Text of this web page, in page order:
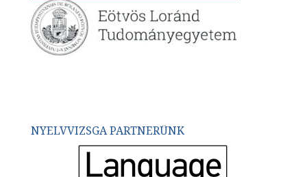
NYELVVIZSGA PARTNERÜNK